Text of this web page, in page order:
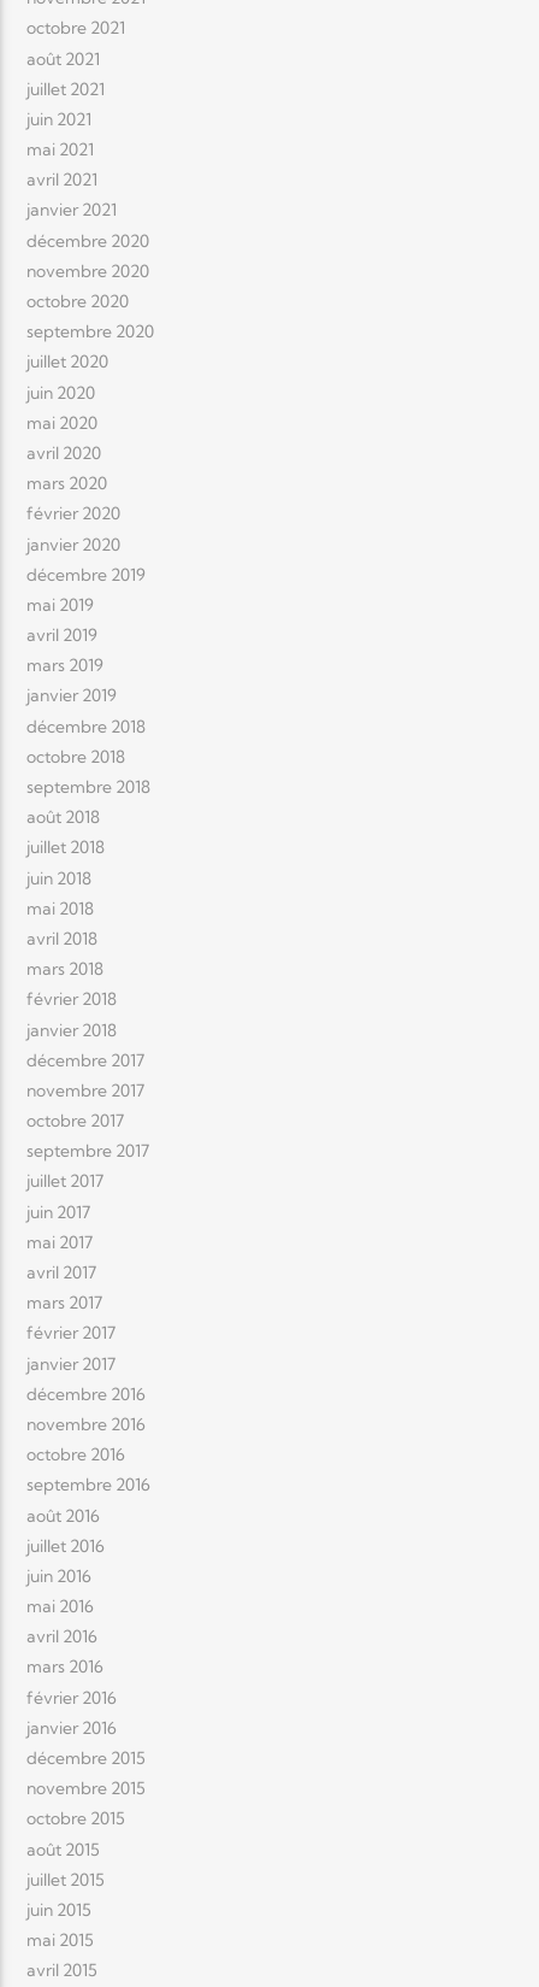
octobre 2021
août 2021
juillet 2021
juin 2021
mai 2021
avril 2021
janvier 2021
décembre 2020
novembre 2020
octobre 2020
septembre 2020
juillet 2020
juin 2020
mai 2020
avril 2020
mars 2020
février 2020
janvier 2020
décembre 2019
mai 2019
avril 2019
mars 2019
janvier 2019
décembre 2018
octobre 2018
septembre 2018
août 2018
juillet 2018
juin 2018
mai 2018
avril 2018
mars 2018
février 2018
janvier 2018
décembre 2017
novembre 2017
octobre 2017
septembre 2017
juillet 2017
juin 2017
mai 2017
avril 2017
mars 2017
février 2017
janvier 2017
décembre 2016
novembre 2016
octobre 2016
septembre 2016
août 2016
juillet 2016
juin 2016
mai 2016
avril 2016
mars 2016
février 2016
janvier 2016
décembre 2015
novembre 2015
octobre 2015
août 2015
juillet 2015
juin 2015
mai 2015
avril 2015